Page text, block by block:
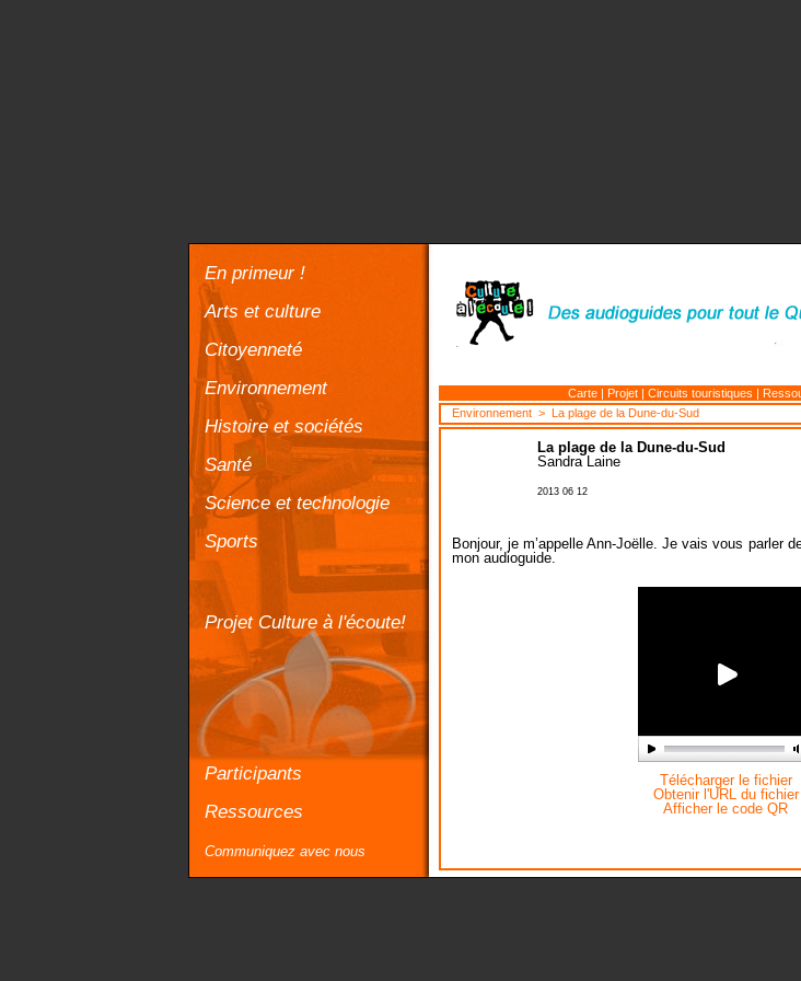
En primeur !
Arts et culture
Citoyenneté
Environnement
Histoire et sociétés
Santé
Science et technologie
Sports
Projet Culture à l'écoute!
Participants
Ressources
Communiquez avec nous
Carte | Projet | Circuits touristiques |
Environnement > La plage de la Dune-du-Sud
La plage de la Dune-du-Sud
Sandra Laine
2013 06 12
Bonjour, je m’appelle Ann-Joëlle. Je vais vous parler
mon audioguide.
Télécharger le fichier
Obtenir l'URL du fichier
Afficher le code QR